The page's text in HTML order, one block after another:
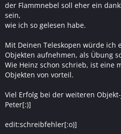
der Flammnebel soll eher ein
sein,
wie ich so gelesen habe.
Mit Deinen Teleskopen würde ich
Objekten aufnehmen, als Übung
Wie Heinz schon schrieb, ist eine
Objekten von vorteil.
Viel Erfolg bei der weiteren Objekt-
Peter[:)]
edit:schreibfehler[:o)]